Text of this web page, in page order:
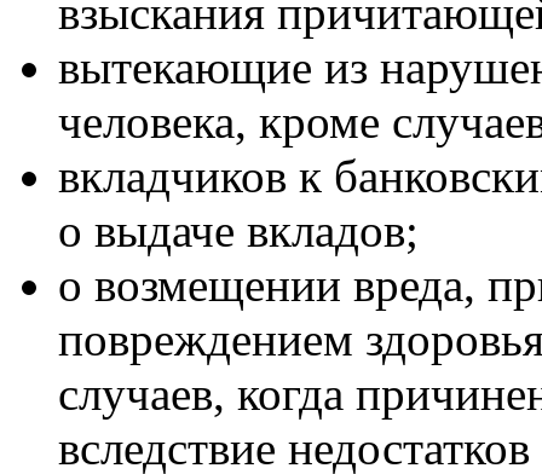
взыскания
вытекающие из
человека, кроме
вкладчиков к
о выдаче вкладов;
о возмещении вреда,
повреждением
случаев, когда
вследствие